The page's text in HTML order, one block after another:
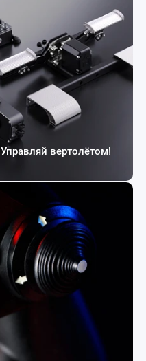
Управляй вертолётом!